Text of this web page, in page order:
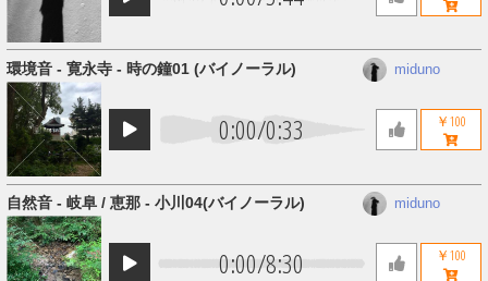
0:00/0:33
環境音 - 寛永寺 - 時の鐘01 (バイノーラル) miduno
￥100
0:00/8:30
自然音 - 岐阜 / 恵那 - 小川04​(​バイノーラル) miduno
￥100